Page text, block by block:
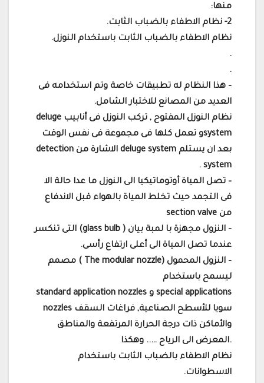
منها:
2- نظام الاطفاء بالضباب الثابت.
نظام الاطفاء بالضباب الثابت باستخدام النوزل.
.
.
– هذا النظام له تطبيقات خاصة وتم استخدامه فى
العديد من المصانع للاختبار الشامل.
نظام النوزل المفتوح , تركب النوزل فى أنابيب deluge
systemو تعمل كلها فى مجموعة فى نفس الوقت
بعد ان يستلم deluge system الاشارة من detection
system .
– تصل المياة أوتوماتيكيا الى النوزل ما عدا حالة الا
فى التجمد حيث تخلط المياة بالهواء قبل الاندفاع
من section valve
– النزول مجهزة با لمبة بيان ( glass bulb) التى تنكسر
عندما تصل المياة الى أعلى ارتفاع رأسى.
– النزول المحمول (The modular nozzle ) مصمم
ليسمح باستخدام
standard application nozzles و special applications
nozzles سويا للأسطح الصناعية, فراغات السقف
والأماكن ذات درجة الحرارة المرتفعة والمناطق
المعرض الى الرياح ….. وهكذا.
نظام الاطفاء بالضباب الثابت باستخدام
الاسطوانات.